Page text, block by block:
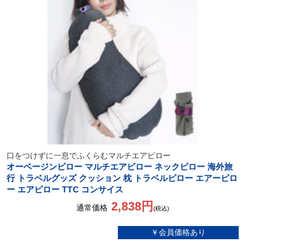
口をつけずに一息でふくらむマルチエアピロー
オーベージンピロー マルチエアピロー ネックピロー 海外旅
行 トラベルグッズ クッション 枕 トラベルピロー エアーピロ
ー エアピロー TTC コンサイス
通常価格 2,838円(税込)